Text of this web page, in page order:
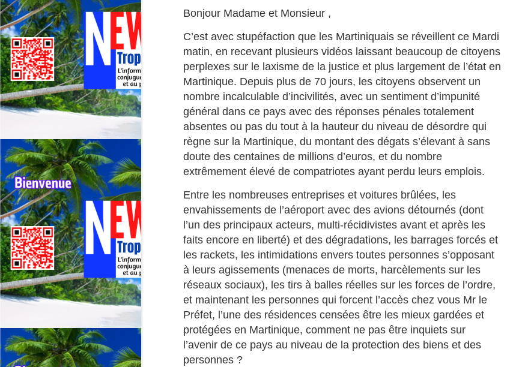
Bonjour Madame et Monsieur ,
C’est avec stupéfaction que les Martiniquais se réveillent ce Mardi
matin, en recevant plusieurs vidéos laissant beaucoup de citoyens
perplexes sur le laxisme de la justice et plus largement de l’état en
Martinique. Depuis plus de 70 jours, les citoyens observent un
nombre incalculable d’incivilités, avec un sentiment d’impunité
général dans ce pays avec des réponses pénales totalement
absentes ou pas du tout à la hauteur du niveau de désordre qui
règne sur la Martinique, du montant des dégats s’élevant à sans
doute des centaines de millions d’euros, et du nombre
extrêmement élevé de compatriotes ayant perdu leurs emplois.
Entre les nombreuses entreprises et voitures brûlées, les
envahissements de l’aéroport avec des avions détournés (dont
l’un des principaux acteurs, multi-récidivistes avant et après les
faits encore en liberté) et des dégradations, les barrages forcés et
les rackets, les intimidations envers toutes personnes s’opposant
à leurs agissements (menaces de morts, harcèlements sur les
réseaux sociaux), les tirs à balles réelles sur les forces de l’ordre,
et maintenant les personnes qui forcent l’accès chez vous Mr le
Préfet, l’une des résidences censées être les mieux gardées et
protégées en Martinique, comment ne pas être inquiets sur
l’avenir de ce pays au niveau de la protection des biens et des
personnes ?
Deux événements majeurs du
cyclisme outre‑mer vont se
dérouler presque simultanément
en 2026 : le 79ᵉ Tour cycliste de
La Réunion (1er au 9 août 2026) et
le 75ᵉ Tour cycliste international
de Guadeloupe (31 juillet au 9
août 2026).
pianiste/claviériste Martiniquais
Jean‑Claude Naimro, figure
majeure de la musique caribéenne
et pilier du groupe Kassav’.
18
MATHIEU MÉRANVILLE. Journaliste sportif
Martiniquais à France 3, et France info TV, et écrivain.
MATHIEU MÉRANVILLE. Journaliste sportif à France 3, et France info
TV, et écrivain.
La voix martiniquaise qui réécrit l’histoire du sport et des
discriminations.
Né en 1962 au Saint‑Esprit en Martinique, Mathieu Méranville s’est
imposé comme l’un des journalistes sportifs les plus respectés de
France.
12
appelle au respect.
HERMANN ROSE‑ELIE : la famille met fin aux rumeurs et appelle au
respect.
Dans un communiqué diffusé ce vendredi 10 juillet 2026, la famille du
journaliste martiniquais Hermann Rose‑Elie, rédacteur en chef à RCI
Guadeloupe depuis octobre 2025, a tenu à stopper la vague de
spéculations qui circule depuis plusieurs jours sur les réseaux sociaux.
JUL
11
MICHEL ALIBO : Le maître martiniquais de la basse
qui a révolutionné le son caribéen.
⭐ MICHEL ALIBO : Le maître martiniquais de la basse qui a